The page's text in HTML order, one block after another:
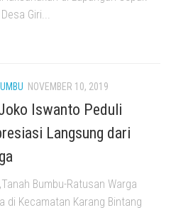
Giri...
NOVEMBER 10, 2019
Iswanto Peduli
Langsung dari
Bumbu-Ratusan Warga
di Kecamatan Karang Bintang